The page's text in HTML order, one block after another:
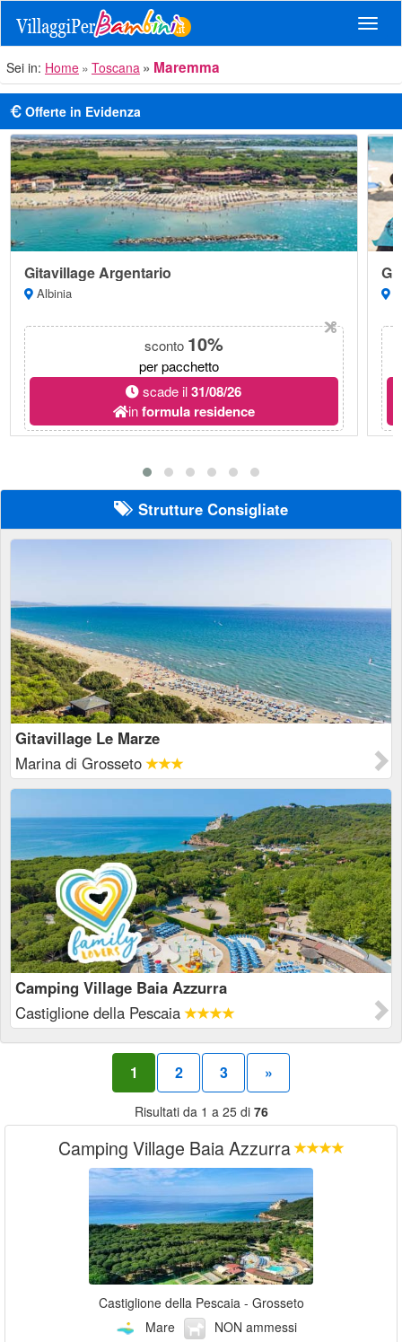
Sei in: Home Toscana Maremma
Offerte in Evidenza
Gitavillage Argentario
Albinia
sconto 10%
per pacchetto
scade il31/08/26
informula residence
Strutture Consigliate
Gitavillage Le Marze
Marina di Grosseto
Camping Village Baia Azzurra
Castiglione della Pescaia
1 2 3 »
Risultati da 1 a 25 di 76
Camping Village Baia Azzurra
Castiglione della Pescaia - Grosseto
Mare
NON ammessi